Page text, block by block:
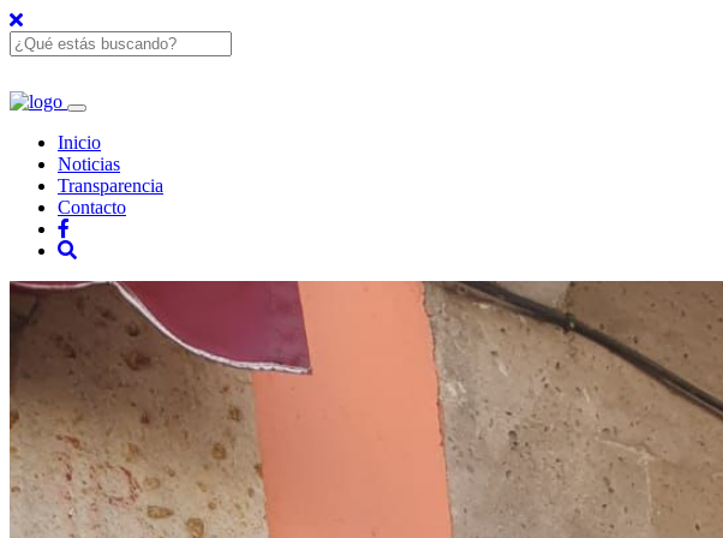
Inicio
Noticias
Transparencia
Contacto